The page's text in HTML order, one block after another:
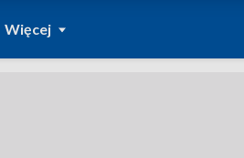
Więcej